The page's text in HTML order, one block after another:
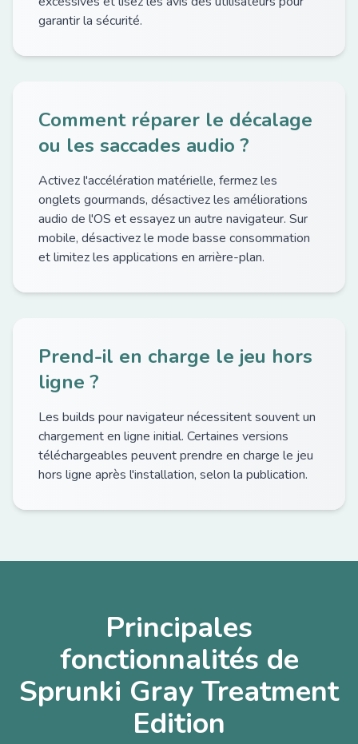
garantir la sécurité.
Comment réparer le décalage
ou les saccades audio ?
Activez l'accélération matérielle, fermez les
onglets gourmands, désactivez les améliorations
audio de l'OS et essayez un autre navigateur. Sur
mobile, désactivez le mode basse consommation
et limitez les applications en arrière-plan.
Prend-il en charge le jeu hors
ligne ?
Les builds pour navigateur nécessitent souvent un
chargement en ligne initial. Certaines versions
téléchargeables peuvent prendre en charge le jeu
hors ligne après l'installation, selon la publication.
Principales
fonctionnalités de
Sprunki Gray Treatment
Edition